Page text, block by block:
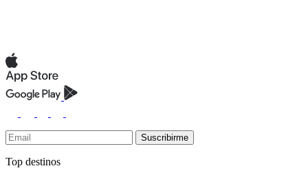
Suscribirme
Top destinos